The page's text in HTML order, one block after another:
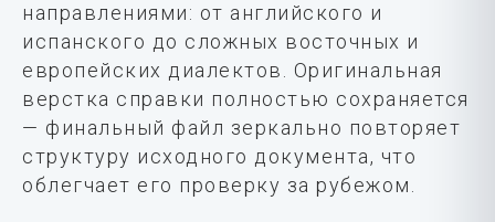
направлениями: от английского и
испанского до сложных восточных и
европейских диалектов. Оригинальная
верстка справки полностью сохраняется
— финальный файл зеркально повторяет
структуру исходного документа, что
облегчает его проверку за рубежом.